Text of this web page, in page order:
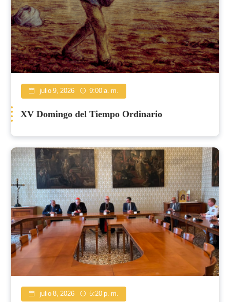
julio 9, 2026 9:00 a. m.
XV Domingo del Tiempo Ordinario
julio 8, 2026 5:20 p. m.